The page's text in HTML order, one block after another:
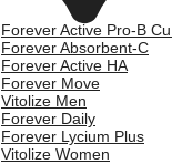
Forever Active Pro-B
Forever Absorbent-C
Forever Active HA
Forever Move
Vitolize Men
Forever Daily
Forever Lycium Plus
Vitolize Women